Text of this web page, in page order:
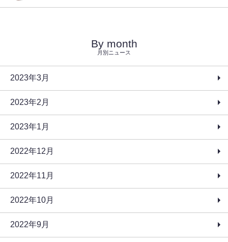
By month
月別ニュース
2023年3月
2023年2月
2023年1月
2022年12月
2022年11月
2022年10月
2022年9月